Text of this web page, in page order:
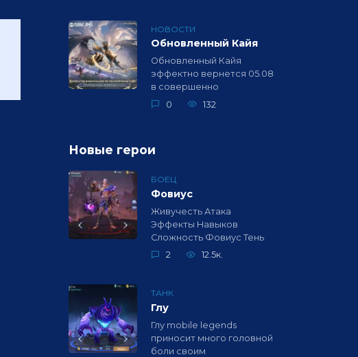
НОВОСТИ
Обновленный Кайя
Обновленный Кайя
эффектно вернется 05.08
в совершенно
0
132
Новые герои
БОЕЦ
Фовиус
Живучесть Атака
Эффекты Навыков
Сложность Фовиус Тень
2
12.5к.
ТАНК
Глу
Глу mobile legends
приносит много головной
боли своим